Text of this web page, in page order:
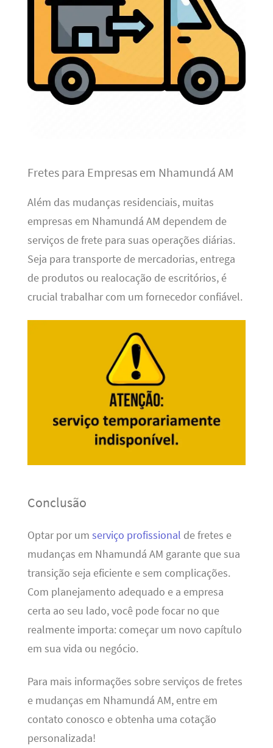
Fretes para Empresas em Nhamundá AM
Além das mudanças residenciais, muitas
empresas em Nhamundá AM dependem de
serviços de frete para suas operações diárias.
Seja para transporte de mercadorias, entrega
de produtos ou realocação de escritórios, é
crucial trabalhar com um fornecedor confiável.
Conclusão
Optar por um serviço profissional de fretes e
mudanças em Nhamundá AM garante que sua
transição seja eficiente e sem complicações.
Com planejamento adequado e a empresa
certa ao seu lado, você pode focar no que
realmente importa: começar um novo capítulo
em sua vida ou negócio.
Para mais informações sobre serviços de fretes
e mudanças em Nhamundá AM, entre em
contato conosco e obtenha uma cotação
personalizada!